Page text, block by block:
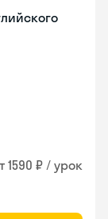
1590 ₽ / урок